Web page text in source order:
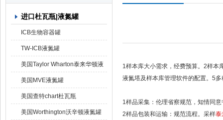
上海京工实业有限公司
进口杜瓦瓶|液氮罐
ICB生物容器罐
TW-ICB液氮罐
美国Taylor Wharton泰来华顿液
氮罐
美国MVE液氮罐
美国查特chart杜瓦瓶
美国Worthington沃辛顿液氮罐
1样本库大小需求，经费预算。2样本
液氮塔及样本库管理软件的配置。5
1样品采集：伦理省察规范，知情同
2样品包装和运输：规范流程。采样泰